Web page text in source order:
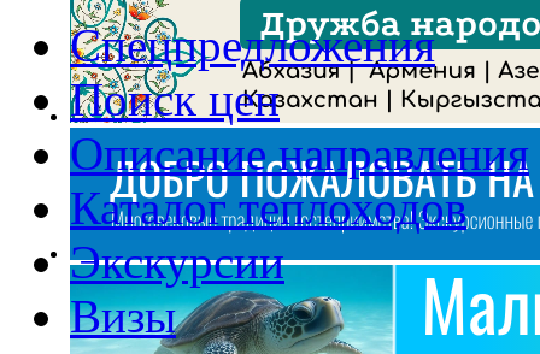
Спецпредложения
Поиск цен
Описание направления
Каталог теплоходов
Экскурсии
Визы